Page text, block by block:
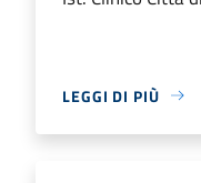
LEGGI DI PIÙ